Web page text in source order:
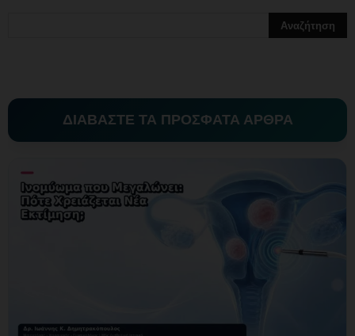
ΔΙΑΒΑΣΤΕ ΤΑ ΠΡΟΣΦΑΤΑ ΑΡΘΡΑ